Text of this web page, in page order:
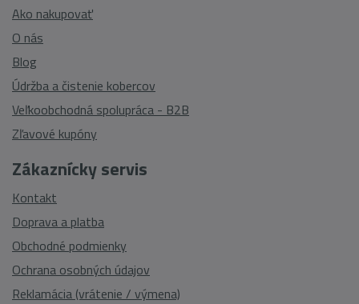
Zákaznícky servis
Kontakt
Doprava a platba
Obchodné podmienky
Ochrana osobných údajov
Reklamácia (vrátenie / výmena)
Ako nakupovať
O nás
Blog
Údržba a čistenie kobercov
Veľkoobchodná spolupráca - B2B
Zľavové kupóny